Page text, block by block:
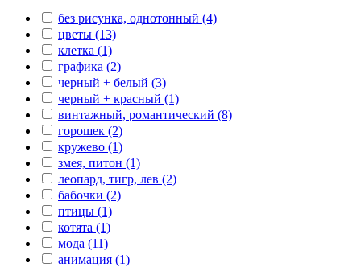
без рисунка, однотонный (4)
цветы (13)
клетка (1)
графика (2)
черный + белый (3)
черный + красный (1)
винтажный, романтический (8)
горошек (2)
кружево (1)
змея, питон (1)
леопард, тигр, лев (2)
бабочки (2)
птицы (1)
котята (1)
мода (11)
анимация (1)